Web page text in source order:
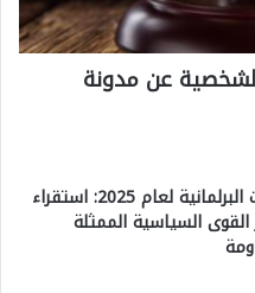
عن مدونة
خارطة الانتخابات البرلمانية لعام 2025: استقراء
القوى السياسية الممثلة